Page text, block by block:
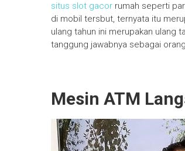
situs slot gacor rumah seperti
di mobil tersbut, ternyata itu
ulang tahun ini merupakan ulang
tanggung jawabnya sebagai
Mesin ATM